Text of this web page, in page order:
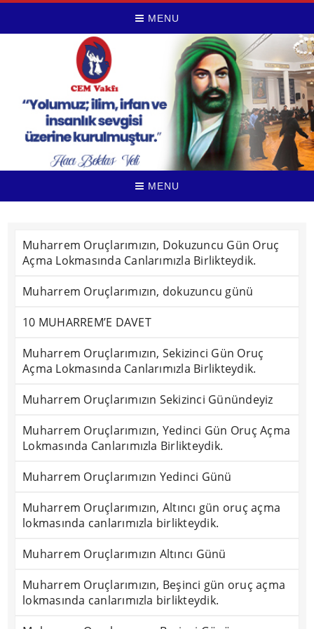
MENU
MENU
Muharrem Oruçlarımızın, Dokuzuncu Gün Oruç
Açma Lokmasında Canlarımızla Birlikteydik.
Muharrem Oruçlarımızın, dokuzuncu günü
10 MUHARREM’E DAVET
Muharrem Oruçlarımızın, Sekizinci Gün Oruç
Açma Lokmasında Canlarımızla Birlikteydik.
Muharrem Oruçlarımızın Sekizinci Günündeyiz
Muharrem Oruçlarımızın, Yedinci Gün Oruç Açma
Lokmasında Canlarımızla Birlikteydik.
Muharrem Oruçlarımızın Yedinci Günü
Muharrem Oruçlarımızın, Altıncı gün oruç açma
lokmasında canlarımızla birlikteydik.
Muharrem Oruçlarımızın Altıncı Günü
Muharrem Oruçlarımızın, Beşinci gün oruç açma
lokmasında canlarımızla birlikteydik.